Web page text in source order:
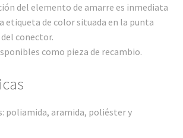
del elemento de amarre es inmediata
etiqueta de color situada en la punta
conector.
como pieza de recambio.
poliamida, aramida, poliéster y